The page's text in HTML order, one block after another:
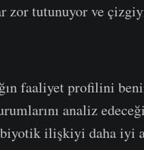
zor tutunuyor ve
faaliyet profilini
analiz
ilişkiyi daha iyi